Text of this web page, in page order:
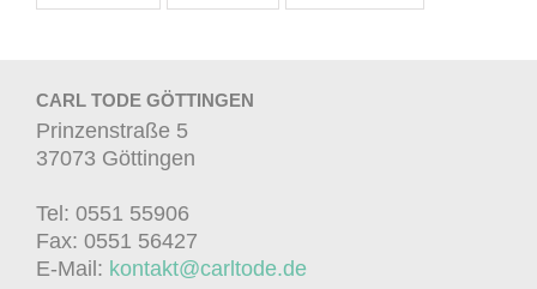
CARL TODE GÖTTINGEN
Prinzenstraße 5
37073 Göttingen
Tel: 0551 55906
Fax: 0551 56427
E-Mail: kontakt@carltode.de